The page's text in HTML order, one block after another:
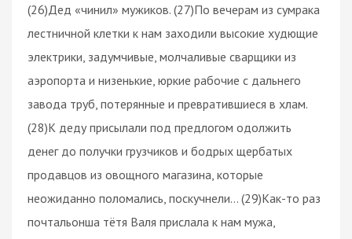
(26)Дед «чинил» мужиков. (27)По вечерам из сумрака
лестничной клетки к нам заходили высокие худющие
электрики, задумчивые, молчаливые сварщики из
аэропорта и низенькие, юркие рабочие с дальнего
завода труб, потерянные и превратившиеся в хлам.
(28)К деду присылали под предлогом одолжить
денег до получки грузчиков и бодрых щербатых
продавцов из овощного магазина, которые
неожиданно поломались, поскучнели… (29)Как-то раз
почтальонша тётя Валя прислала к нам мужа,